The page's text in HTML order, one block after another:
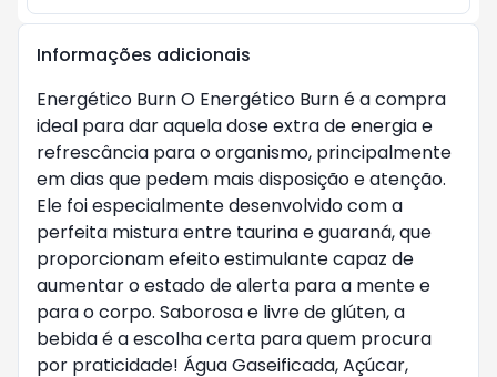
Informações adicionais
Energético Burn O Energético Burn é a compra
ideal para dar aquela dose extra de energia e
refrescância para o organismo, principalmente
em dias que pedem mais disposição e atenção.
Ele foi especialmente desenvolvido com a
perfeita mistura entre taurina e guaraná, que
proporcionam efeito estimulante capaz de
aumentar o estado de alerta para a mente e
para o corpo. Saborosa e livre de glúten, a
bebida é a escolha certa para quem procura
por praticidade! Água Gaseificada, Açúcar,